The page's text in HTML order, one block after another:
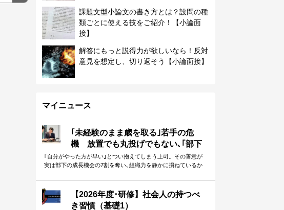
課題文型小論文の書き方とは？設問の種
類ごとに使える技をご紹介！【小論面
接】
解答にもっと説得力が欲しいなら！反対
意見を想定し、切り返そう【小論面接】
マイニュース
｢未経験のまま歳を取る｣若手の危
機 放置でも丸投げでもない､｢部下
に任せることができる上司｣になる
方法
｢自分がやった方が早い｣とつい抱えてしまう上司。その善意が
実は部下の成長機会の7割を奪い､組織力を静かに損ねているか
【2026年度･研修】社会人の持つべ
き習慣（基礎1）